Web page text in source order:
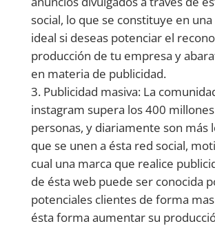
social, lo que se constituye en
ideal si deseas potenciar el
producción de tu empresa y
en materia de publicidad.
Publicidad masiva: La
instagram supera los 400
personas, y diariamente son más
que se unen a ésta red social,
cual una marca que realice
de ésta web puede ser conocida
potenciales clientes de forma
ésta forma aumentar su